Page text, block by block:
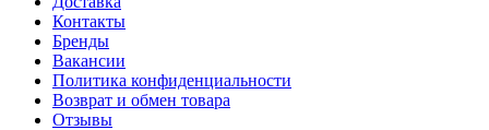
Контакты
Бренды
Вакансии
Политика конфиденциальности
Возврат и обмен товара
Отзывы